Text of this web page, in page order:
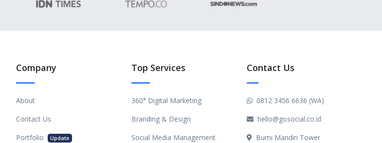
Company
About
Contact Us
Portfolio
Update
Top Services
360° Digital Marketing
Branding & Design
Social Media Management
Contact Us
0812 3456 6636 (WA)
hello@gosocial.co.id
Bumi Mandiri Tower